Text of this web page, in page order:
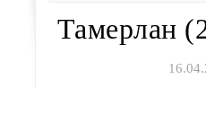
Тамерлан